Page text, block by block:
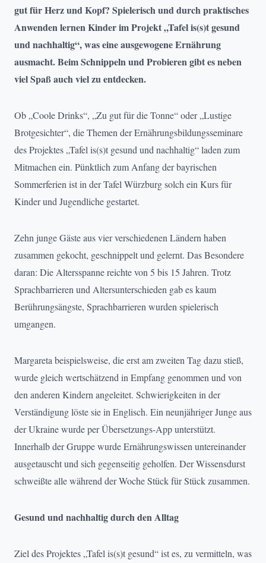
gut für Herz und Kopf? Spielerisch und durch praktisches
Anwenden lernen Kinder im Projekt „Tafel is(s)t gesund
und nachhaltig“, was eine ausgewogene Ernährung
ausmacht. Beim Schnippeln und Probieren gibt es neben
viel Spaß auch viel zu entdecken.
Ob „Coole Drinks“, „Zu gut für die Tonne“ oder „Lustige
Brotgesichter“, die Themen der Ernährungsbildungsseminare
des Projektes „Tafel is(s)t gesund und nachhaltig“ laden zum
Mitmachen ein. Pünktlich zum Anfang der bayrischen
Sommerferien ist in der Tafel Würzburg solch ein Kurs für
Kinder und Jugendliche gestartet.
Zehn junge Gäste aus vier verschiedenen Ländern haben
zusammen gekocht, geschnippelt und gelernt. Das Besondere
daran: Die Altersspanne reichte von 5 bis 15 Jahren. Trotz
Sprachbarrieren und Altersunterschieden gab es kaum
Berührungsängste, Sprachbarrieren wurden spielerisch
umgangen.
Margareta beispielsweise, die erst am zweiten Tag dazu stieß,
wurde gleich wertschätzend in Empfang genommen und von
den anderen Kindern angeleitet. Schwierigkeiten in der
Verständigung löste sie in Englisch. Ein neunjähriger Junge aus
der Ukraine wurde per Übersetzungs-App unterstützt.
Innerhalb der Gruppe wurde Ernährungswissen untereinander
ausgetauscht und sich gegenseitig geholfen. Der Wissensdurst
schweißte alle während der Woche Stück für Stück zusammen.
Gesund und nachhaltig durch den Alltag
Ziel des Projektes „Tafel is(s)t gesund“ ist es, zu vermitteln, was